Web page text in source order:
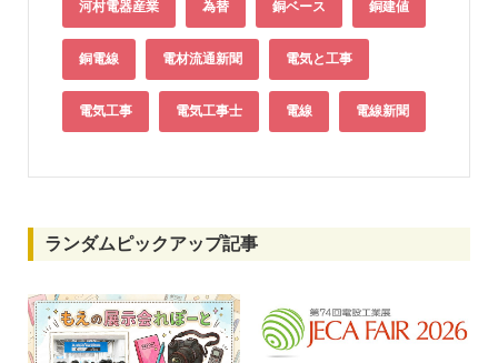
河村電器産業 為替 銅ベース 銅建値
銅電線 電材流通新聞 電気と工事
電気工事 電気工事士 電線 電線新聞
ランダムピックアップ記事